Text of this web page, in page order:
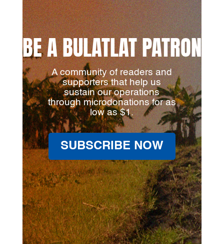
BE A BULATLAT PATRON
A community of readers and
supporters that help us
sustain our operations
through microdonations for as
low as $1.
SUBSCRIBE NOW